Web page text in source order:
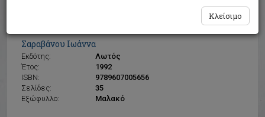
Σαραβάνου Ιωάννα
Εκδότης:
Λωτός
Έτος:
1992
ISBN:
9789607005656
Σελίδες:
35
Εξώφυλλο:
Μαλακό
Κλείσιμο